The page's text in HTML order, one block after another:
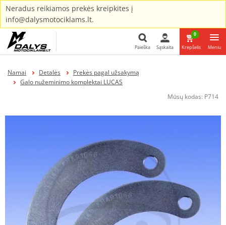
Neradus reikiamos prekės kreipkites į
info@dalysmotociklams.lt.
Paieška Sąskaita
0
Krepšelis Meniu
Namai Detalės
Prekės pagal užsakymą
Galo nužeminimo komplektai LUCAS
Mūsų kodas: P714